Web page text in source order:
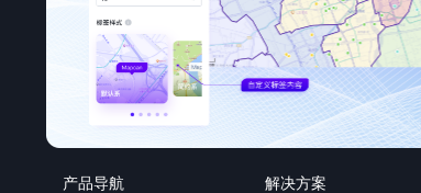
产品导航 解决方案